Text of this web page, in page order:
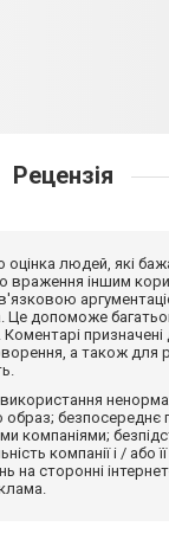
Рецензія
оцінка людей, які
враження іншим
Це допоможе
призначені
а також для
використання
образ; безпосереднє
компаніями;
компанії і / або
на сторонні